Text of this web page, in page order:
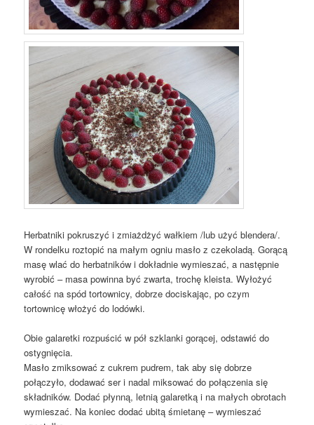
Herbatniki pokruszyć i zmiażdżyć wałkiem /lub użyć blendera/.
W rondelku roztopić na małym ogniu masło z czekoladą. Gorącą
masę wlać do herbatników i dokładnie wymieszać, a następnie
wyrobić – masa powinna być zwarta, trochę kleista. Wyłożyć
całość na spód tortownicy, dobrze dociskając, po czym
tortownicę włożyć do lodówki.
Obie galaretki rozpuścić w pół szklanki gorącej, odstawić do
ostygnięcia.
Masło zmiksować z cukrem pudrem, tak aby się dobrze
połączyło, dodawać ser i nadal miksować do połączenia się
składników. Dodać płynną, letnią galaretką i na małych obrotach
wymieszać. Na koniec dodać ubitą śmietanę – wymieszać